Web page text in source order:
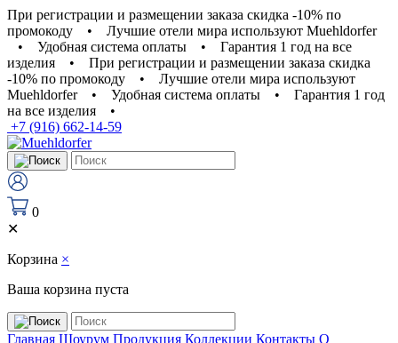
При регистрации и размещении заказа скидка -10% по
промокоду
•
Лучшие отели мира используют Muehldorfer
•
Удобная система оплаты •
Гарантия 1 год на все
изделия
•
При регистрации и размещении заказа скидка
-10% по промокоду
•
Лучшие отели мира используют
Muehldorfer
• Удобная система оплаты •
Гарантия 1 год
на все изделия
•
+7 (916) 662-14-59
0
✕
Корзина ×
Ваша корзина пуста
Главная Шоурум Продукция Коллекции Контакты О